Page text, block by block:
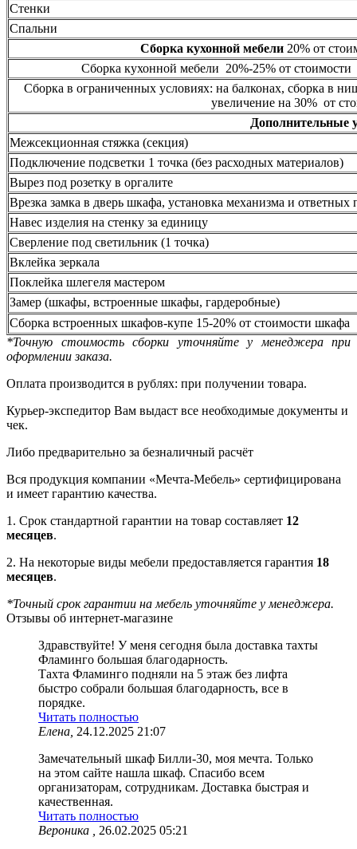
Стенки
Спальни
Сборка кухонной мебели20% от
Сборка кухонной мебели 20%-25% от стоимости
Сборка в ограниченных условиях: на балконах, сборка в
увеличение на 30% от
Дополнительные
Межсекционная стяжка (секция)
Подключение подсветки 1 точка (без расходных материалов)
Вырез под розетку в оргалите
Врезка замка в дверь шкафа, установка механизма и ответных
Навес изделия на стенку за единицу
Сверление под светильник (1 точка)
Вклейка зеркала
Поклейка шлегеля мастером
Замер (шкафы, встроенные шкафы, гардеробные)
Сборка встроенных шкафов-купе 15-20% от стоимости шкафа
*Точную стоимость сборки уточняйте у менеджера при
оформлении заказа.
Оплата производится в рублях: при получении товара.
Курьер-экспедитор Вам выдаст все необходимые документы и
чек.
Либо предварительно за безналичный расчёт
Вся продукция компании «Мечта-Мебель» сертифицирована
и имеет гарантию качества.
1. Срок стандартной гарантии на товар составляет 12
месяцев.
2. На некоторые виды мебели предоставляется гарантия 18
месяцев.
*Точный срок гарантии на мебель уточняйте у менеджера.
Отзывы об интернет-магазине
Здравствуйте! У меня сегодня была доставка тахты
Фламинго большая благодарность.
Тахта Фламинго подняли на 5 этаж без лифта
быстро собрали большая благодарность, все в
порядке.
Читать полностью
Елена, 24.12.2025 21:07
Замечательный шкаф Билли-30, моя мечта. Только
на этом сайте нашла шкаф. Спасибо всем
организаторам, сотрудникам. Доставка быстрая и
качественная.
Читать полностью
Вероника ,
26.02.2025 05:21